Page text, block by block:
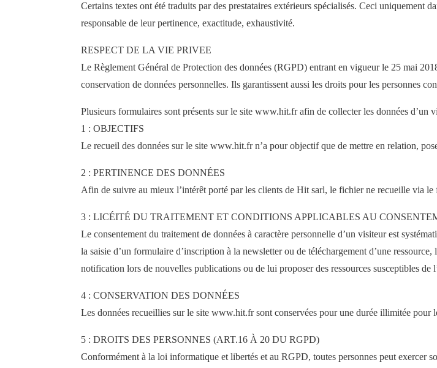
Certains textes ont été traduits par des prestataires extérieurs spécialisés. Ceci uniquement
responsable de leur pertinence, exactitude, exhaustivité.
RESPECT DE LA VIE PRIVEE
Le Règlement Général de Protection des données (RGPD) entrant en vigueur le 25 mai
conservation de données personnelles. Ils garantissent aussi les droits pour les personnes
Plusieurs formulaires sont présents sur le site www.hit.fr afin de collecter les données d’un
1 : OBJECTIFS
Le recueil des données sur le site www.hit.fr n’a pour objectif que de mettre en relation,
2 : PERTINENCE DES DONNÉES
Afin de suivre au mieux l’intérêt porté par les clients de Hit sarl, le fichier ne recueille via
3 : LICÉITÉ DU TRAITEMENT ET CONDITIONS APPLICABLES AU
Le consentement du traitement de données à caractère personnelle d’un visiteur est
la saisie d’un formulaire d’inscription à la newsletter ou de téléchargement d’une
notification lors de nouvelles publications ou de lui proposer des ressources susceptibles de
4 : CONSERVATION DES DONNÉES
Les données recueillies sur le site www.hit.fr sont conservées pour une durée illimitée pour
5 : DROITS DES PERSONNES (ART.16 À 20 DU RGPD)
Conformément à la loi informatique et libertés et au RGPD, toutes personnes peut exercer